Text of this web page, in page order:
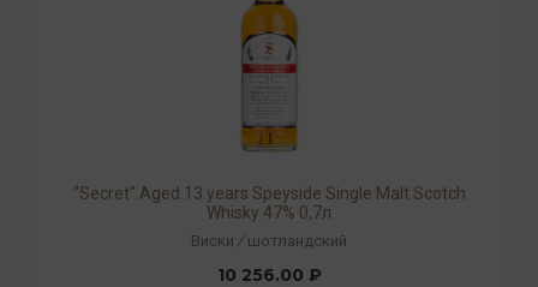
"Secret" Aged 13 years Speyside Single Malt Scotch
Whisky 47% 0,7л
Виски / шотландский
10 256.00 ₽